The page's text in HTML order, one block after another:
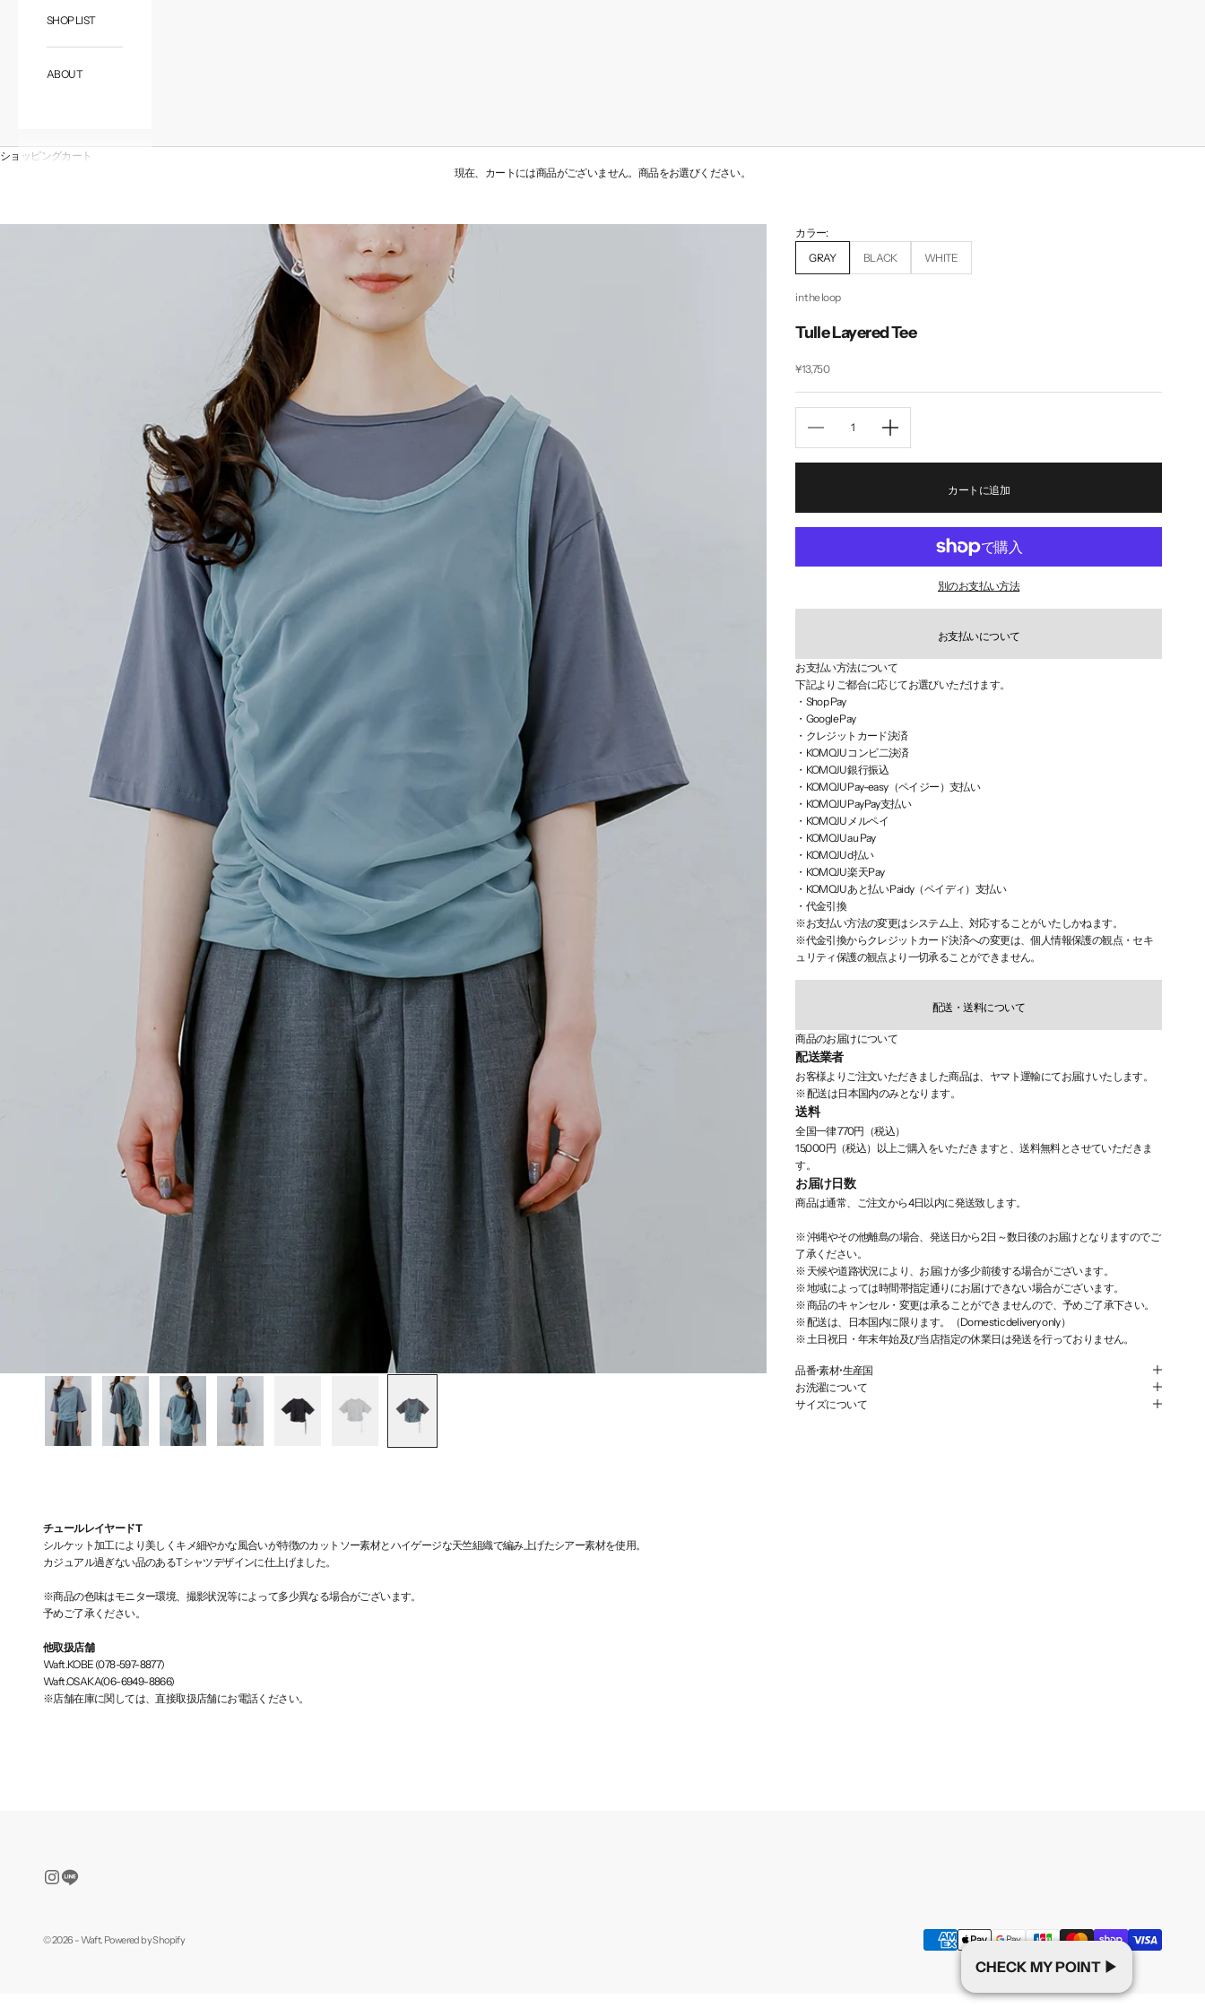
SHOP LIST
ABOUT
ショッピングカート
現在、カートには商品がございません。商品をお選びください。
カラー:
GRAY
BLACK WHITE
in the loop
Tulle Layered Tee
セール価格
¥13,750
カートに追加
別のお支払い方法
お支払いについて
お支払い方法について
下記よりご都合に応じてお選びいただけます。
・Shop Pay
・Google Pay
・クレジットカード決済
・KOMOJU コンビ二決済
・KOMOJU 銀行振込
・KOMOJU Pay-easy（ペイジー）支払い
・KOMOJU PayPay支払い
・KOMOJU メルペイ
・KOMOJU au Pay
・KOMOJU d払い
・KOMOJU 楽天Pay
・KOMOJU あと払い Paidy（ペイディ）支払い
・代金引換
※お支払い方法の変更はシステム上、対応することがいたしかねます。
※代金引換からクレジットカード決済への変更は、個人情報保護の観点・セキ
ュリティ保護の観点より一切承ることができません。
配送・送料について
商品のお届けについて
配送業者
お客様よりご注文いただきました商品は、ヤマト運輸にてお届けいたします。
※ 配送は日本国内のみとなります。
送料
全国一律 770円（税込）
15,000円（税込）以上ご購入をいただきますと、送料無料とさせていただきま
す。
お届け日数
商品は通常、ご注文から4日以内に発送致します。
※ 沖縄やその他離島の場合、発送日から2日～数日後のお届けとなりますのでご
了承ください。
※ 天候や道路状況により、お届けが多少前後する場合がございます。
※ 地域によっては時間帯指定通りにお届けできない場合がございます。
※ 商品のキャンセル・変更は承ることができませんので、予めご了承下さい。
※ 配送は、日本国内に限ります。（Domestic delivery only）
※ 土日祝日・年末年始及び当店指定の休業日は発送を行っておりません。
品番•素材•生産国
お洗濯について
サイズについて
チュールレイヤードT
シルケット加工により美しくキメ細やかな風合いが特徴のカットソー素材とハイゲージな天竺組織で編み上げたシアー素材を使用。
カジュアル過ぎない品のあるTシャツデザインに仕上げました。
※商品の色味はモニター環境、撮影状況等によって多少異なる場合がございます。
予めご了承ください。
他取扱店舗
Waft.KOBE (078-597-8877)
Waft.OSAKA(06-6949-8866)
※店舗在庫に関しては、直接取扱店舗にお電話ください。
© 2026 - Waft. Powered by Shopify